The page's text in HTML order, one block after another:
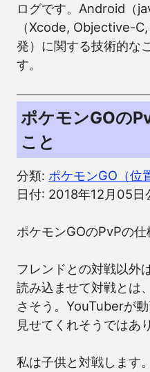
ログです。Android（
（Xcode, Objective-
発）に関する技術的な
す。
ポケモンGOの
こと
分類: ポケモンGO（位
日付: 2018年12月05日
ポケモンGOのPvPの仕
フレンドとの対戦以外
読み込ませて対戦とは
さそう。YouTuberが
見せてくれそうではあ
私は子供と対戦します